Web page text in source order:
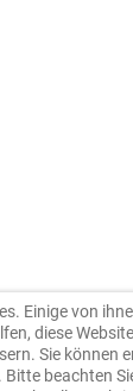
Einige von
diese
Sie können
beachten